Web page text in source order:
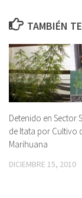
TAMBIÉN
Detenido en Sector
de Itata por Cultivo
Marihuana
DICIEMBRE 15, 2010